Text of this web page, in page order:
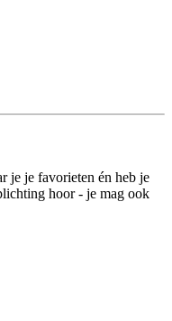
je je favorieten én heb je
hoor - je mag ook